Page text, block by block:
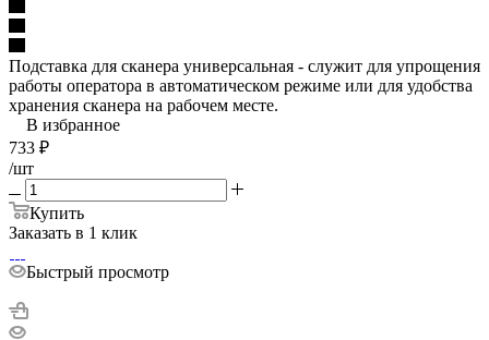
Подставка для сканера универсальная - служит для упрощения
работы оператора в автоматическом режиме или для удобства
хранения сканера на рабочем месте.
В избранное
733 ₽
/шт
Купить
Заказать в 1 клик
Быстрый просмотр